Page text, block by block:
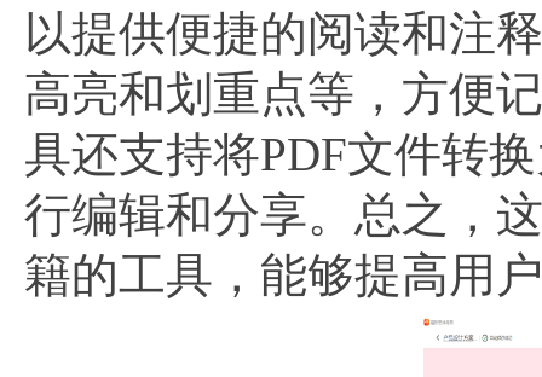
以提供便捷的阅读和注
高亮和划重点等，方便
具还支持将PDF文件转
行编辑和分享。总之，
籍的工具，能够提高用